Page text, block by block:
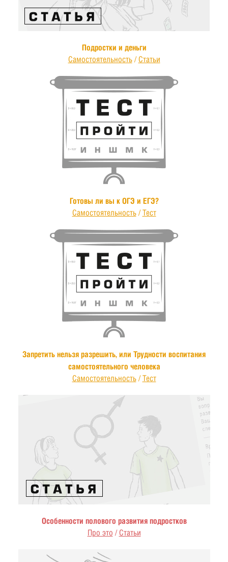
Подростки и деньги
Самостоятельность/Статьи
Готовы ли вы к ОГЭ и ЕГЭ?
Самостоятельность/Тест
Запретить нельзя разрешить, или Трудности воспитания
самостоятельного человека
Самостоятельность/Тест
Особенности полового развития подростков
Про это / Статьи